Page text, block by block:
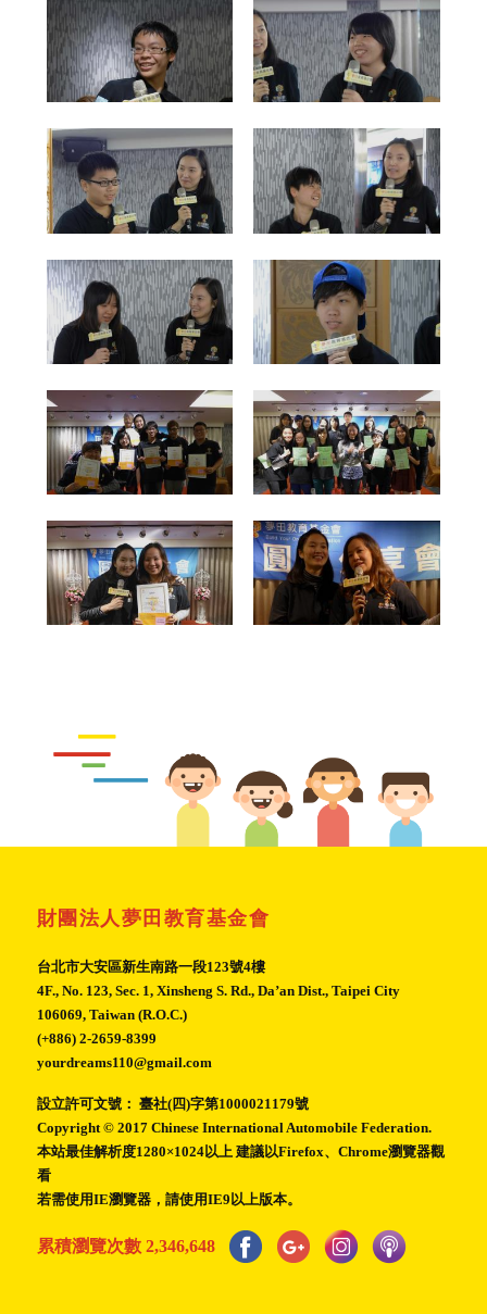
財團法人夢田教育基金會
台北市大安區新生南路一段123號4樓
4F., No. 123, Sec. 1, Xinsheng S. Rd., Da’an Dist., Taipei City
106069, Taiwan (R.O.C.)
(+886) 2-2659-8399
yourdreams110@gmail.com
設立許可文號： 臺社(四)字第1000021179號
Copyright © 2017 Chinese International Automobile Federation.
本站最佳解析度1280×1024以上 建議以Firefox、Chrome瀏覽器觀
看
若需使用IE瀏覽器，請使用IE9以上版本。
累積瀏覽次數 2,346,648